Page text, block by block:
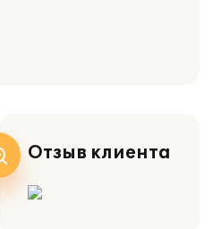
Отзыв клиента